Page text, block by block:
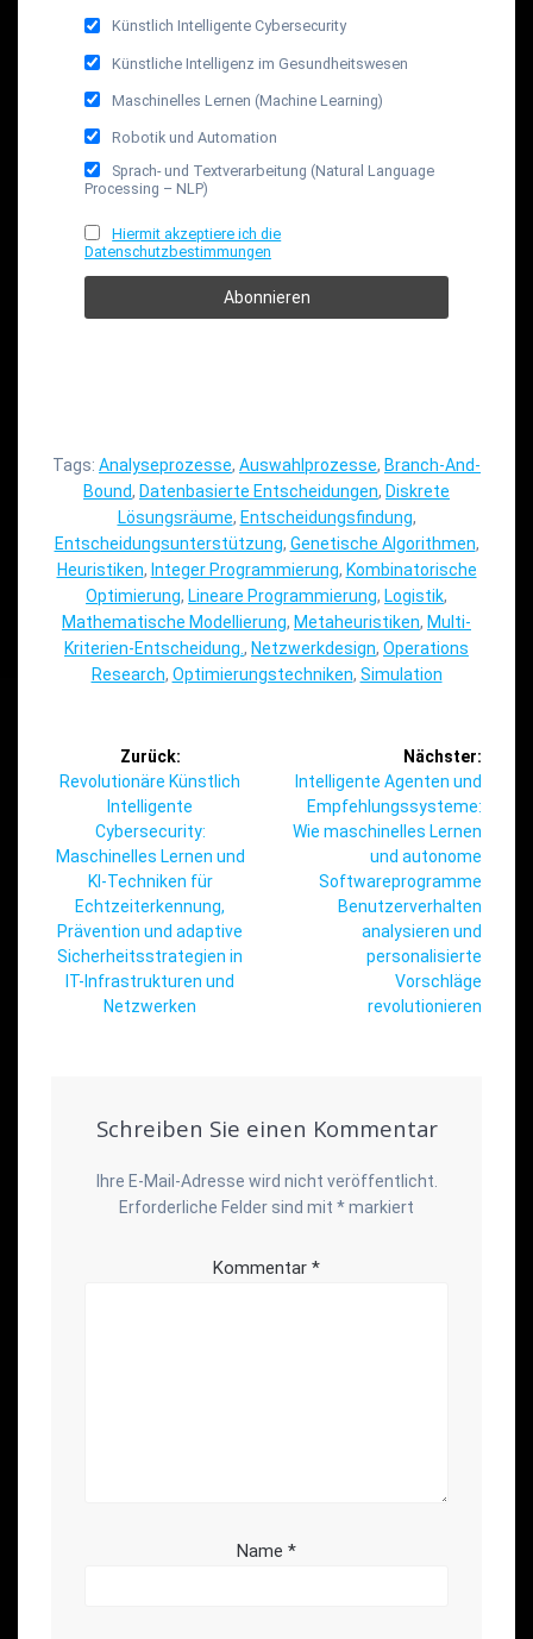
Künstlich Intelligente Cybersecurity
Künstliche Intelligenz im Gesundheitswesen
Maschinelles Lernen (Machine Learning)
Robotik und Automation
Sprach- und Textverarbeitung (Natural Language
Processing – NLP)
Hiermit akzeptiere ich die
Datenschutzbestimmungen
Tags: Analyseprozesse, Auswahlprozesse, Branch-And-
Bound, Datenbasierte Entscheidungen, Diskrete
Lösungsräume, Entscheidungsfindung,
Entscheidungsunterstützung, Genetische Algorithmen,
Heuristiken, Integer Programmierung, Kombinatorische
Optimierung, Lineare Programmierung, Logistik,
Mathematische Modellierung, Metaheuristiken, Multi-
Kriterien-Entscheidung. , Netzwerkdesign, Operations
Research, Optimierungstechniken, Simulation
Beitragsnavigation
Zurück:
Vorheriger
Beitrag:
Revolutionäre Künstlich
Intelligente
Cybersecurity:
Maschinelles Lernen und
KI-Techniken für
Echtzeiterkennung,
Prävention und adaptive
Sicherheitsstrategien in
IT-Infrastrukturen und
Netzwerken
Nächster:
Nächster
Beitrag:
Intelligente Agenten und
Empfehlungssysteme:
Wie maschinelles Lernen
und autonome
Softwareprogramme
Benutzerverhalten
analysieren und
personalisierte
Vorschläge
revolutionieren
Schreiben Sie einen Kommentar
Ihre E-Mail-Adresse wird nicht veröffentlicht.
Erforderliche Felder sind mit *markiert
Kommentar *
Name *